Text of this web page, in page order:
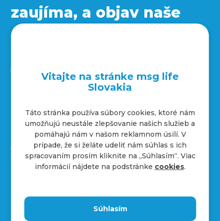
Adresa spoločnosti
Bratislava
Kontakty
+421 232 221 454
job.sk@msg.group
zaujíma, a objav naše
sociálne siete
Vitajte na stránke msg life
Slovakia
Táto stránka používa súbory cookies, ktoré nám
umožňujú neustále zlepšovanie našich služieb a
pomáhajú nám v našom reklamnom úsilí. V
prípade, že si želáte udeliť nám súhlas s ich
spracovaním prosím kliknite na ,,Súhlasím“. Viac
informácií nájdete na podstránke cookies.
Súhlasím